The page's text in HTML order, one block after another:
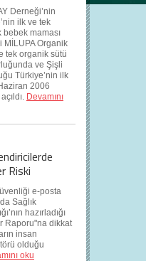
Derneği’nin
ilk ve tek
bebek maması
MİLUPA Organik
tek organik sütü
ve Şişli
Türkiye’nin ilk
2006
Devamını
Riski
e-posta
Sağlık
hazırladığı
Raporu"na dikkat
insan
olduğu
oku